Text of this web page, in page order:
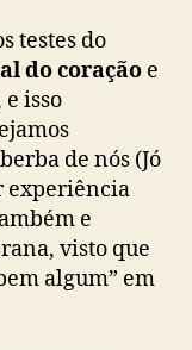
testes do
docoração e
isso
de nós (Jó
experiência
e
visto que
algum” em